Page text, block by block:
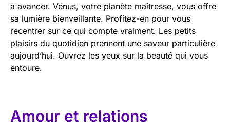
à avancer. Vénus, votre planète maîtresse, vous offre
sa lumière bienveillante. Profitez-en pour vous
recentrer sur ce qui compte vraiment. Les petits
plaisirs du quotidien prennent une saveur particulière
aujourd’hui. Ouvrez les yeux sur la beauté qui vous
entoure.
Amour et relations